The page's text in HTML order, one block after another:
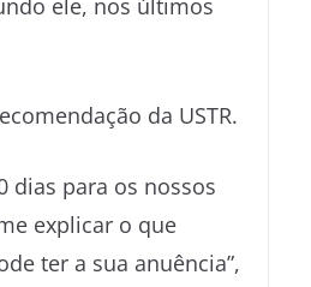
ele, nos últimos
da USTR.
dias para os nossos
explicar o que
ter a sua anuência”,